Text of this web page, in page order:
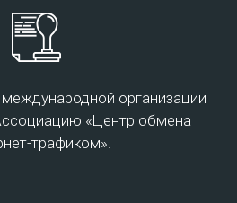
организации
«Центр обмена
трафиком».